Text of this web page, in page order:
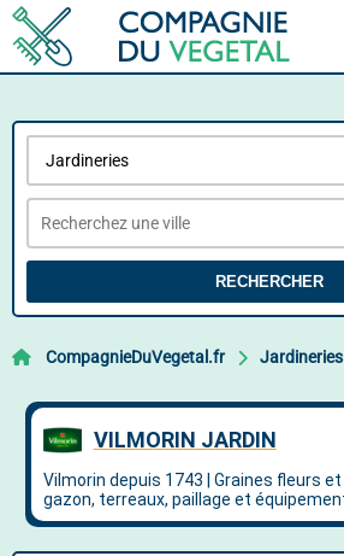
RECHERCHER
CompagnieDuVegetal.fr Jardineries